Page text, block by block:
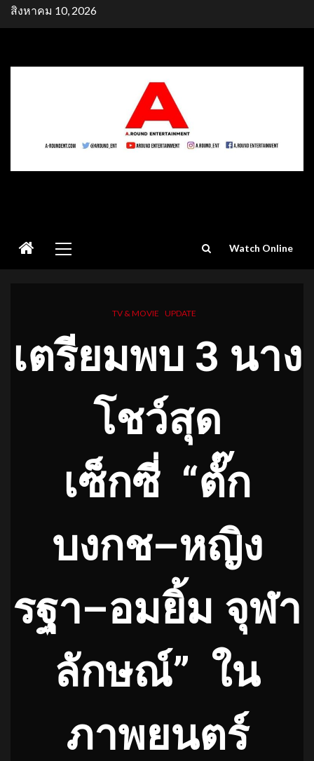
Skipสิงหาคม 10, 2026
Menu
Watch Online
TV & MOVIE UPDATE
เตรียมพบ 3 นาง
โชว์สุด
เซ็กซี่ “ตั๊ก
บงกช–หญิง
รฐา–อมยิ้ม จุฬา
ลักษณ์” ใน
ภาพยนตร์